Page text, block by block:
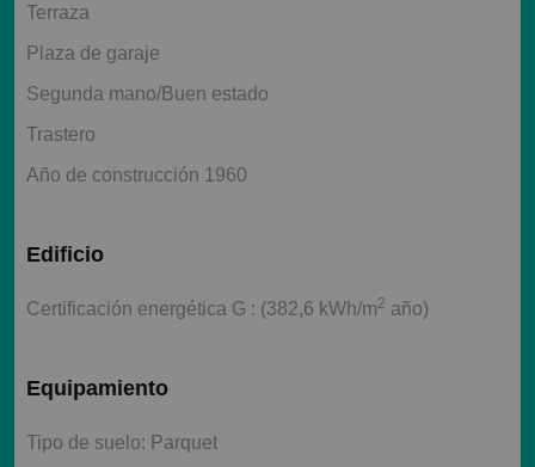
Terraza
Plaza de garaje
Segunda mano/Buen estado
Trastero
Año de construcción 1960
Edificio
Certificación energética G : (382,6 kWh/m2 año)
Equipamiento
Tipo de suelo: Parquet